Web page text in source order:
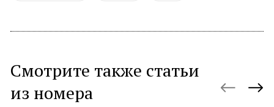
Смотрите также статьи
из номера